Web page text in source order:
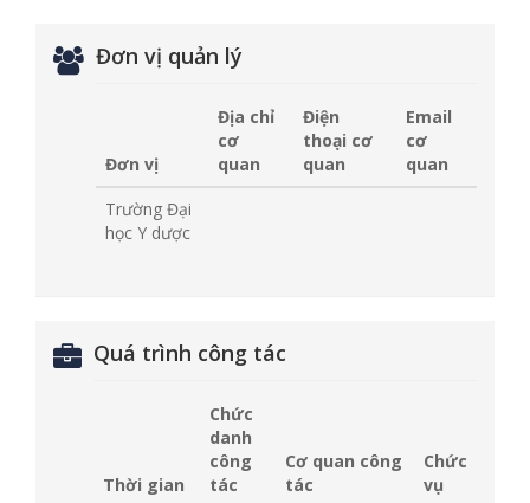
Đơn vị quản lý
Đơn vị
Địa chỉ
cơ
quan
Điện
thoại cơ
quan
Email
cơ
quan
Trường Đại
học Y dược
Quá trình công tác
Thời gian
Chức
danh
công
tác
Cơ quan công
tác
Chức
vụ